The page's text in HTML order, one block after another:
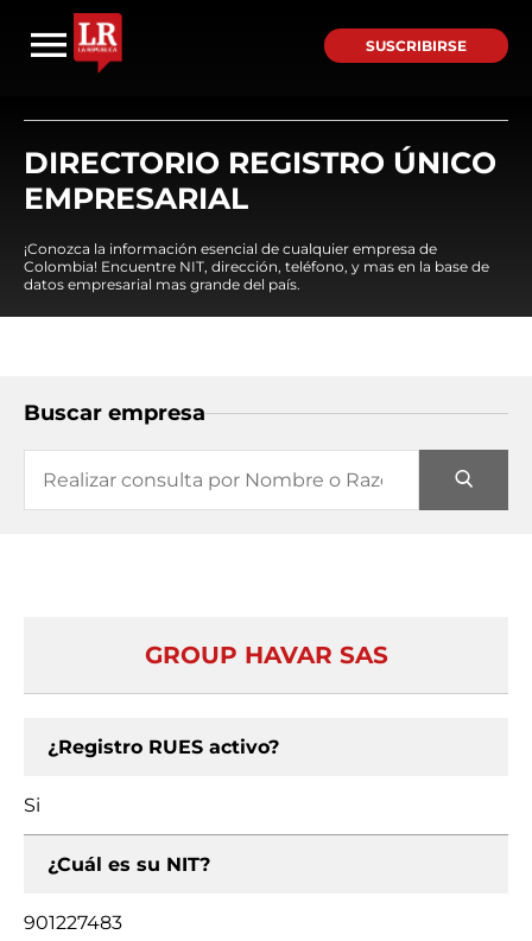
SUSCRIBIRSE
DIRECTORIO REGISTRO ÚNICO
EMPRESARIAL
¡Conozca la información esencial de cualquier empresa de
Colombia! Encuentre NIT, dirección, teléfono, y mas en la base de
datos empresarial mas grande del país.
Buscar empresa
GROUP HAVAR SAS
¿Registro RUES activo?
Si
¿Cuál es su NIT?
901227483